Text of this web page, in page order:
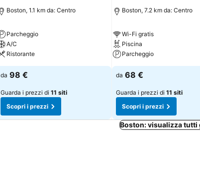
Boston, 1.1 km da: Centro
Parcheggio
A/C
Ristorante
da 98 €
Guarda i prezzi di 11 siti
Scopri i prezzi
Boston, 7.2 km da: Centro
Wi-Fi gratis
Piscina
Parcheggio
da 68 €
Guarda i prezzi di 11 siti
Scopri i prezzi
Boston: visualizza tutti